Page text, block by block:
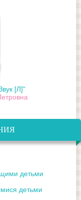
[Л]"
детьми
детьми